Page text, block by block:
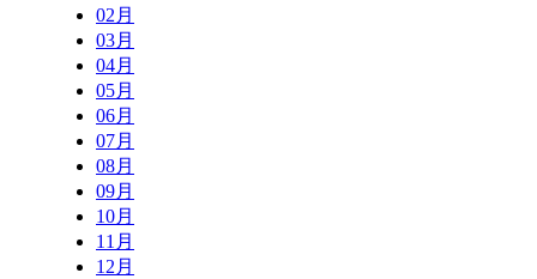
02月
03月
04月
05月
06月
07月
08月
09月
10月
11月
12月